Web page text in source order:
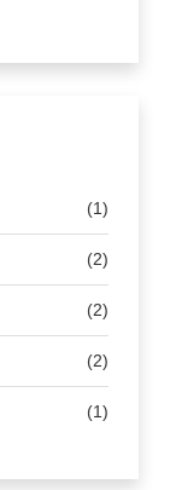
(1)
(2)
(2)
(2)
(1)